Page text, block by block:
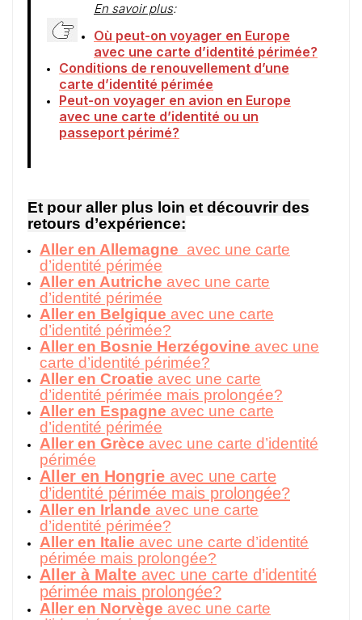
En savoir plus:
Où peut-on voyager en Europe
avec une carte d’identité périmée?
Conditions de renouvellement d’une
carte d’identité périmée
Peut-on voyager en avion en Europe
avec une carte d’identité ou un
passeport périmé?
Et pour aller plus loin et découvrir des
retours d’expérience:
Aller en Allemagne avec une carte
d’identité périmée
Aller en Autriche avec une carte
d’identité périmée
Aller en Belgique avec une carte
d’identité périmée?
Aller en Bosnie Herzégovine avec une
carte d’identité périmée?
Aller en Croatie avec une carte
d’identité périmée mais prolongée?
Aller en Espagne avec une carte
d’identité périmée
Aller en Grèce avec une carte d’identité
périmée
Aller en Hongrie avec une carte
d’identité périmée mais prolongée?
Aller en Irlande avec une carte
d’identité périmée?
Aller en Italie avec une carte d’identité
périmée mais prolongée?
Aller à Malte avec une carte d’identité
périmée mais prolongée?
Aller en Norvège avec une carte